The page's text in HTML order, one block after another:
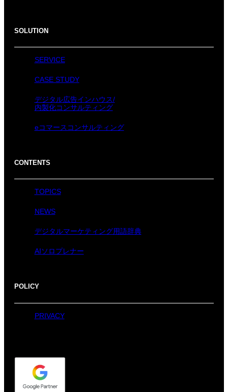
SOLUTION
SERVICE
CASE STUDY
デジタル広告インハウス/
内製化コンサルティング
eコマースコンサルティング
CONTENTS
TOPICS
NEWS
デジタルマーケティング用語辞典
AIソロプレナー
POLICY
PRIVACY